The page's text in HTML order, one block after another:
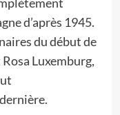
d’après 1945.
du début de
Luxemburg,